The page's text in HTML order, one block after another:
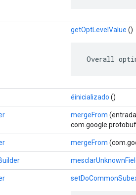
getOptLevelValue ()
Overall
éinicializado ()
mergeFrom
mergeFrom